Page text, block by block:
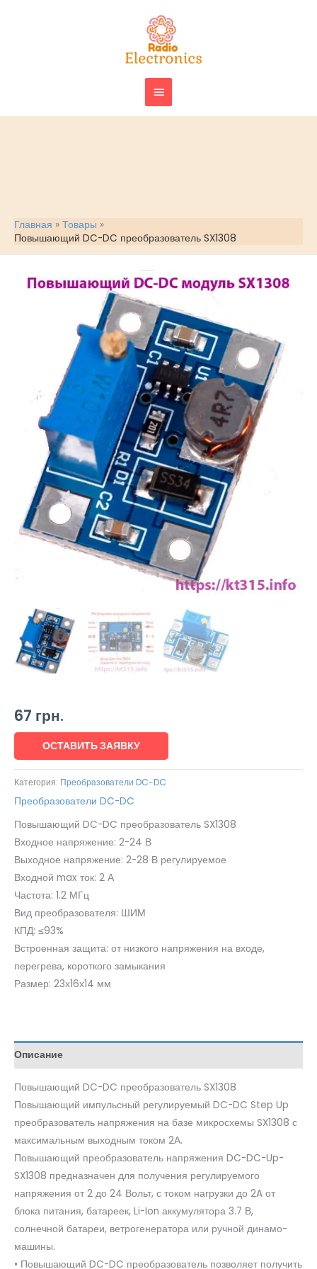
ГЛАВНОЕ
МЕНЮ
Главная
Товары
Повышающий DC-DC преобразователь SX1308
67 грн.
ОСТАВИТЬ ЗАЯВКУ
Категория: Преобразователи DC-DC
Преобразователи DC-DC
Повышающий DC-DC преобразователь SX1308
Входное напряжение: 2-24 В
Выходное напряжение: 2-28 В регулируемое
Входной max ток: 2 А
Частота: 1.2 МГц
Вид преобразователя: ШИМ
КПД: ≤93%
Встроенная защита: от низкого напряжения на входе,
перегрева, короткого замыкания
Размер: 23х16х14 мм
Описание
Повышающий DC-DC преобразователь SX1308
Повышающий импульсный регулируемый DC-DC Step Up
преобразователь напряжения на базе микросхемы SX1308 с
максимальным выходным током 2А.
Повышающий преобразователь напряжения DC-DC-Up-
SX1308 предназначен для получения регулируемого
напряжения от 2 до 24 Вольт, с током нагрузки до 2A от
блока питания, батареек, Li-Ion аккумулятора 3.7 В,
солнечной батареи, ветрогенератора или ручной динамо-
машины.
• Повышающий DC-DC преобразователь позволяет получить